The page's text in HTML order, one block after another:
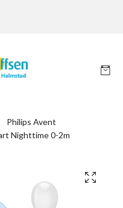
Philips Avent
Nighttime 0-2m